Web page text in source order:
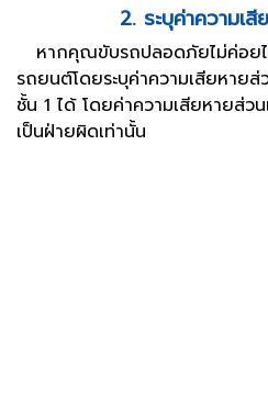
2. ระบุค่าความเ
หากคุณขับรถปลอดภัยไม่ค่อยไ
รถยนต์โดยระบุค่าความเสียหาย
ชั้น 1 ได้ โดยค่าความเสียหายส่
เป็นฝ่ายผิดเท่านั้น